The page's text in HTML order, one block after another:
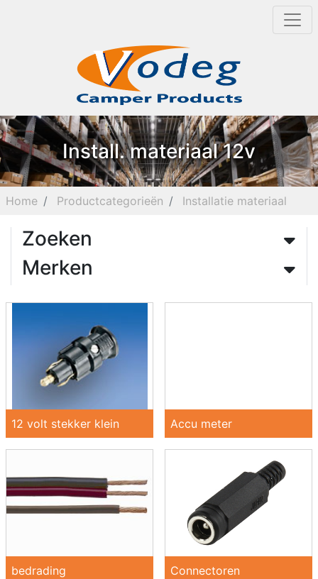
Install. materiaal 12v
Home Productcategorieën Installatie materiaal
Zoeken
Merken
12 volt stekker klein Accu meter
bedrading Connectoren